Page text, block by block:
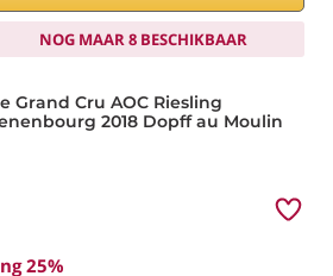
NOG MAAR 8 BESCHIKBAAR
Grand Cru AOC Riesling
2018 Dopff au Moulin
25%